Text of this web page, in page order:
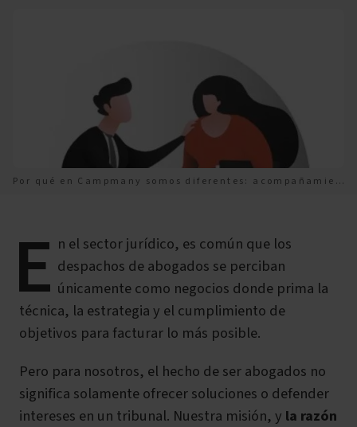
Por qué en Campmany somos diferentes: acompañamiento y compromiso social
E n el sector jurídico, es común que los
despachos de abogados se perciban
únicamente como negocios donde prima la
técnica, la estrategia y el cumplimiento de
objetivos para facturar lo más posible.
Pero para nosotros, el hecho deser abogados no
significa solamente ofrecer soluciones o defender
intereses en un tribunal. Nuestra misión, y la razón